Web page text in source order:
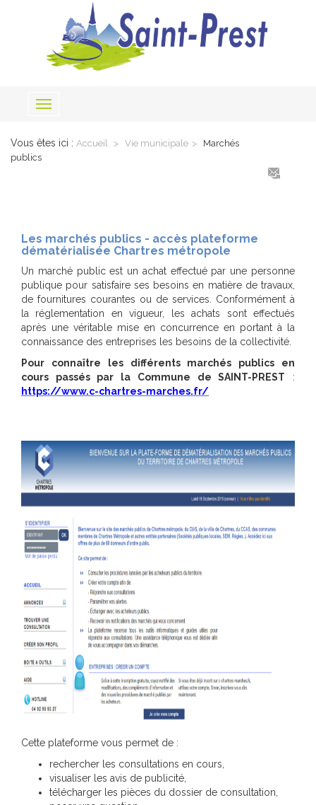
Toggle
Vous êtes ici : Accueil Vie municipale
Marchés
publics
Les marchés publics - accès plateforme
dématérialisée Chartres métropole
Un marché public est un achat effectué par une personne
publique pour satisfaire ses besoins en matière de travaux,
de fournitures courantes ou de services. Conformément à
la réglementation en vigueur, les achats sont effectués
après une véritable mise en concurrence en portant à la
connaissance des entreprises les besoins de la collectivité.
Pour connaître les différents marchés publics en
cours passés par la Commune de SAINT-PREST :
https://www.c-chartres-marches.fr/
Cette plateforme vous permet de :
rechercher les consultations en cours,
visualiser les avis de publicité,
télécharger les pièces du dossier de consultation,